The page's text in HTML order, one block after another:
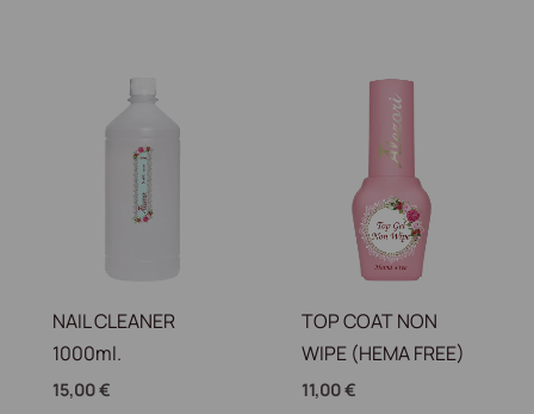
NAIL CLEANER
1000ml.
15,00€
TOP COAT NON
WIPE (HEMA FREE)
11,00€